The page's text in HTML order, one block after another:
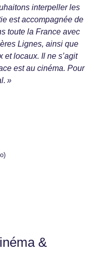
interpeller les
est accompagnée de
toute la France avec
Lignes, ainsi que
locaux. Il ne s’agit
est au cinéma. Pour
»
&